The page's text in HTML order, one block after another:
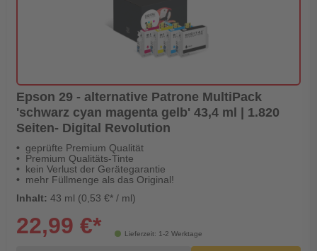
Epson 29 - alternative Patrone MultiPack
'schwarz cyan magenta gelb' 43,4 ml | 1.820
Seiten- Digital Revolution
geprüfte Premium Qualität
Premium Qualitäts-Tinte
kein Verlust der Gerätegarantie
mehr Füllmenge als das Original!
Inhalt: 43 ml (0,53 €* / ml)
Lieferzeit: 1-2 Werktage
22,99 €*